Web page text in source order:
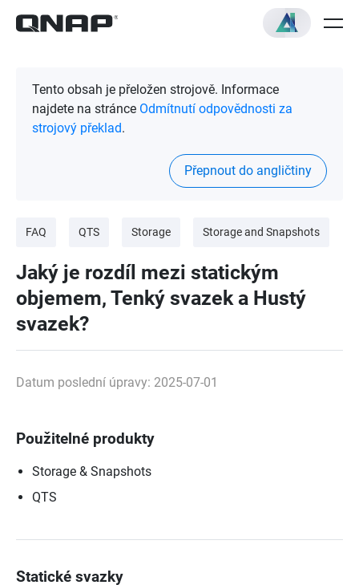
Tento obsah je přeložen strojově. Informace
najdete na stránce Odmítnutí odpovědnosti za
strojový překlad.
Přepnout do angličtiny
FAQ QTS Storage Storage and Snapshots
Jaký je rozdíl mezi statickým
objemem, Tenký svazek a Hustý
svazek?
Datum poslední úpravy: 2025-07-01
Použitelné produkty
Storage & Snapshots
QTS
Statické svazky